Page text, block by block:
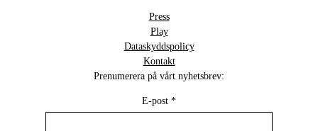
Press
Play
Dataskyddspolicy
Kontakt
Prenumerera på vårt nyhetsbrev:
E-post *